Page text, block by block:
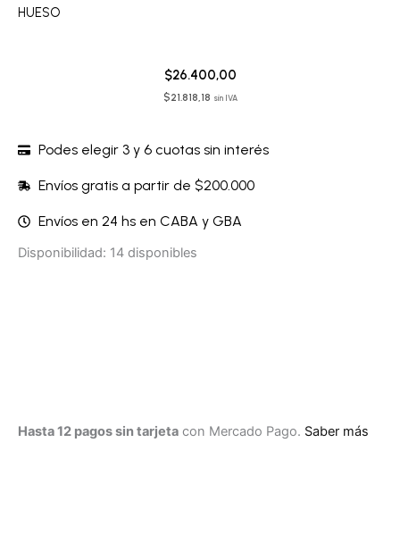
HUESO
$26.400,00
$21.818,18 sin IVA
Podes elegir 3 y 6 cuotas sin interés
Envíos gratis a partir de $200.000
Envíos en 24 hs en CABA y GBA
Disponibilidad: 14 disponibles
Hasta 12 pagos sin tarjeta con Mercado Pago. Saber más
Microbikini